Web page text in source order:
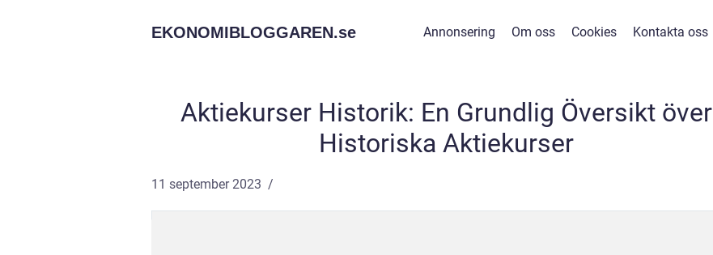
EKONOMIBLOGGAREN.se Annonsering Om oss Cookies Kontakta oss
Aktiekurser Historik: En Grundlig Översikt över
Historiska Aktiekurser
11 september 2023